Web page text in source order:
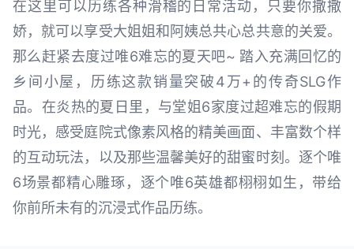
在这里可以历练各种滑稽的日常活动，只要你撒撒
娇，就可以享受大姐姐和阿姨总共心总共意的关爱。
那么赶紧去度过唯6难忘的夏天吧~ 踏入充满回忆的
乡间小屋，历练这款销量突破4万+的传奇SLG作
品。在炎热的夏日里，与堂姐6家度过超难忘的假期
时光，感受庭院式像素风格的精美画面、丰富数个样
的互动玩法，以及那些温馨美好的甜蜜时刻。逐个唯
6场景都精心雕琢，逐个唯6英雄都栩栩如生，带给
你前所未有的沉浸式作品历练。